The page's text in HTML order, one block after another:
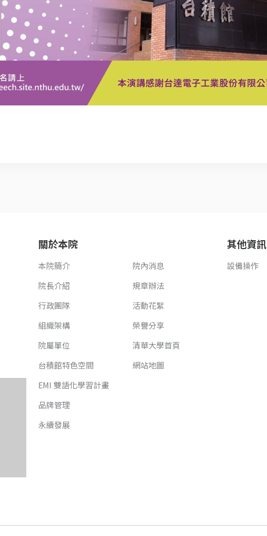
關於本院
本院簡介
院長介紹
行政團隊
組織架構
院屬單位
台積館特色空間
EMI 雙語化學習計畫
品牌管理
永續發展
院內消息
規章辦法
活動花絮
榮譽分享
清華大學首頁
網站地圖
其他資訊
設備操作